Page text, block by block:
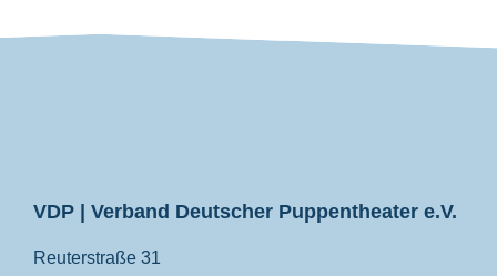
VDP | Verband Deutscher Puppentheater e.V.
Reuterstraße 31